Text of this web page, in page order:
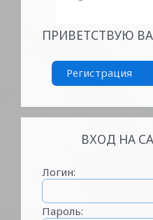
ПРИВЕТСТВУЮ
Регистрация
ВХОД НА
Логин:
Пароль: